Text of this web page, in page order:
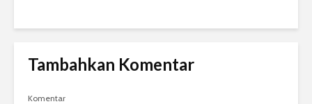
Tambahkan Komentar
Komentar